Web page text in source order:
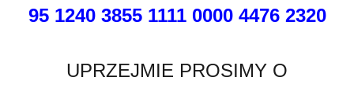
95 1240 3855 1111 0000 4476 2320
UPRZEJMIE PROSIMY O